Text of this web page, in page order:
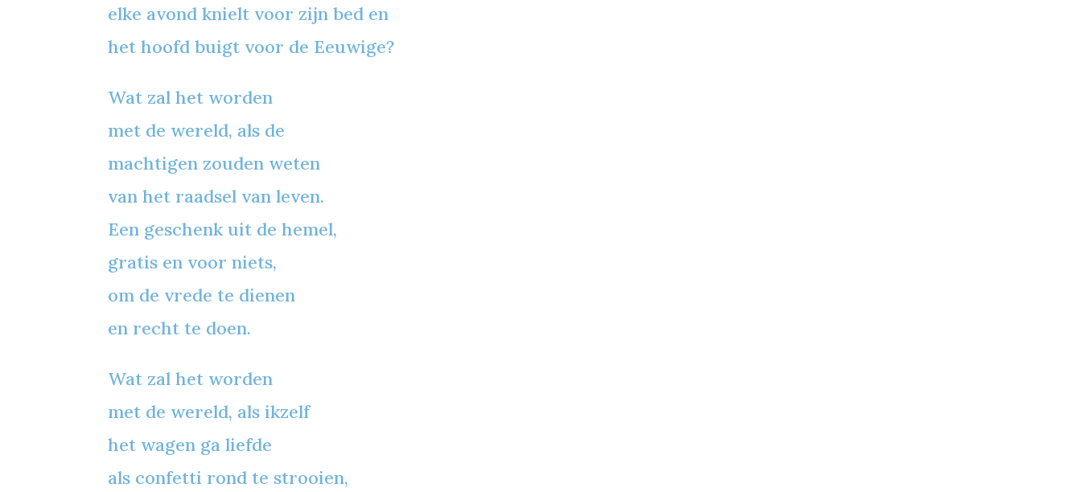
elke avond knielt voor zijn bed en
het hoofd buigt voor de Eeuwige?
Wat zal het worden
met de wereld, als de
machtigen zouden weten
van het raadsel van leven.
Een geschenk uit de hemel,
gratis en voor niets,
om de vrede te dienen
en recht te doen.
Wat zal het worden
met de wereld, als ikzelf
het wagen ga liefde
als confetti rond te strooien,